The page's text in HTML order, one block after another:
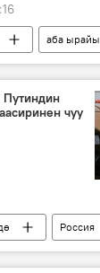
аба ырайы
улгайган адам
чуу
Россия
уран